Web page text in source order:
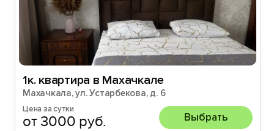
1к. квартира в Махачкале
Махачкала, ул. Устарбекова, д. 6
Цена за сутки
от 3000 руб. Выбрать